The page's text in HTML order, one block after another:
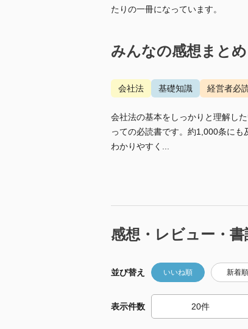
たりの一冊になっています。
みんなの感想まとめ
会社法 基礎知識 経営者必
会社法の基本をしっかりと理解し
っての必読書です。約1,000条に
わかりやすく...
感想・レビュー・書
並び替え いいね順 新着順
表示件数